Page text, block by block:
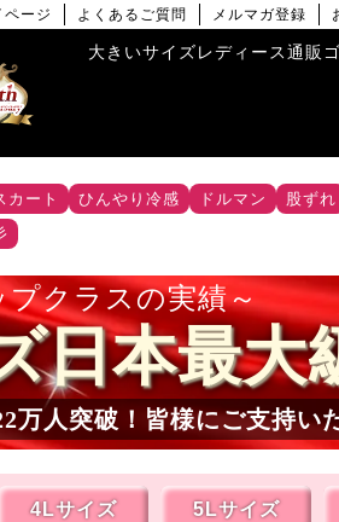
ページ よくあるご質問 メルマガ登録
大きいサイズレディース通販
カート ひんやり冷感 ドルマン
股ずれ
プクラスの実績
日本最大
万人突破！皆様にご支持い
4Lサイズ 5Lサイズ